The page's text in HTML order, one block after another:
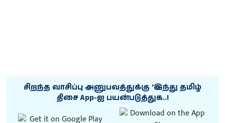
சிறந்த வாசிப்பு அனுபவத்துக்கு ‘இந்து தமிழ்
திசை App-ஐ பயன்படுத்துக..!